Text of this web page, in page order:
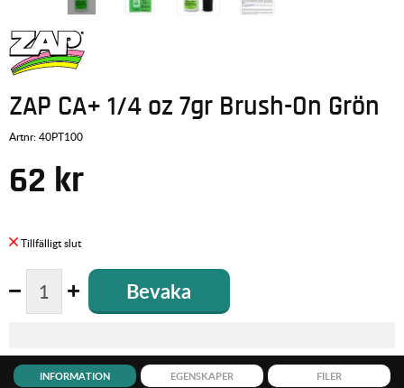
ZAP CA+ 1/4 oz 7gr Brush-On Grön
Artnr:40PT100
62 kr
Bevaka
INFORMATION EGENSKAPER FILER